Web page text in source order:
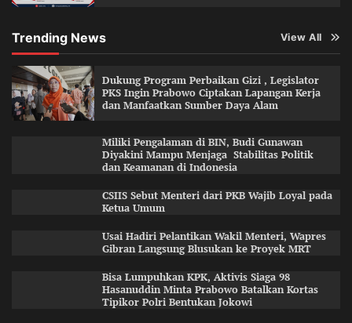
Trending News View All
Dukung Program Perbaikan Gizi , Legislator
PKS Ingin Prabowo Ciptakan Lapangan Kerja
dan Manfaatkan Sumber Daya Alam
Miliki Pengalaman di BIN, Budi Gunawan
Diyakini Mampu Menjaga Stabilitas Politik
dan Keamanan di Indonesia
CSIIS Sebut Menteri dari PKB Wajib Loyal pada
Ketua Umum
Usai Hadiri Pelantikan Wakil Menteri, Wapres
Gibran Langsung Blusukan ke Proyek MRT
Bisa Lumpuhkan KPK, Aktivis Siaga 98
Hasanuddin Minta Prabowo Batalkan Kortas
Tipikor Polri Bentukan Jokowi